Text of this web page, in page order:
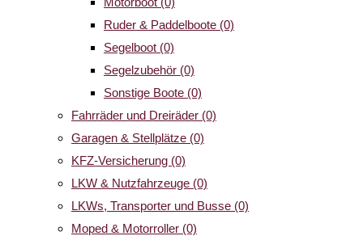
Ruder & Paddelboote (0)
Segelboot (0)
Segelzubehör (0)
Sonstige Boote (0)
Fahrräder und Dreiräder (0)
Garagen & Stellplätze (0)
KFZ-Versicherung (0)
LKW & Nutzfahrzeuge (0)
LKWs, Transporter und Busse (0)
Moped & Motorroller (0)